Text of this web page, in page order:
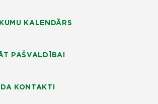
KALENDĀRS
PAŠVALDĪBAI
KONTAKTI